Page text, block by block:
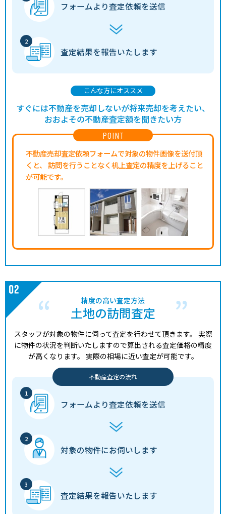
フォームより査定依頼を送信
査定結果を報告いたします
POINT
不動産売却査定依頼フォームで対象の物件画像を送付頂
くと、
訪問を行うことなく机上査定の精度を上げること
が可能です。
こんな方にオススメ
すぐには不動産を売却しないが将来売却を考えたい、
おおよその不動産査定額を聞きたい方
精度の高い査定方法
土地の訪問査定
スタッフが対象の物件に伺って査定を行わせて頂きます。 実際
に物件の状況を判断いたしますので算出される査定価格の精度
が高くなります。 実際の相場に近い査定が可能です。
不動産査定の流れ
フォームより査定依頼を送信
対象の物件にお伺いします
査定結果を報告いたします